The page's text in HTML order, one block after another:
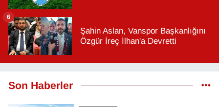
Şahin Aslan, Vanspor Başkanlığını
Özgür İreç İlhan'a Devretti
6
Son Haberler